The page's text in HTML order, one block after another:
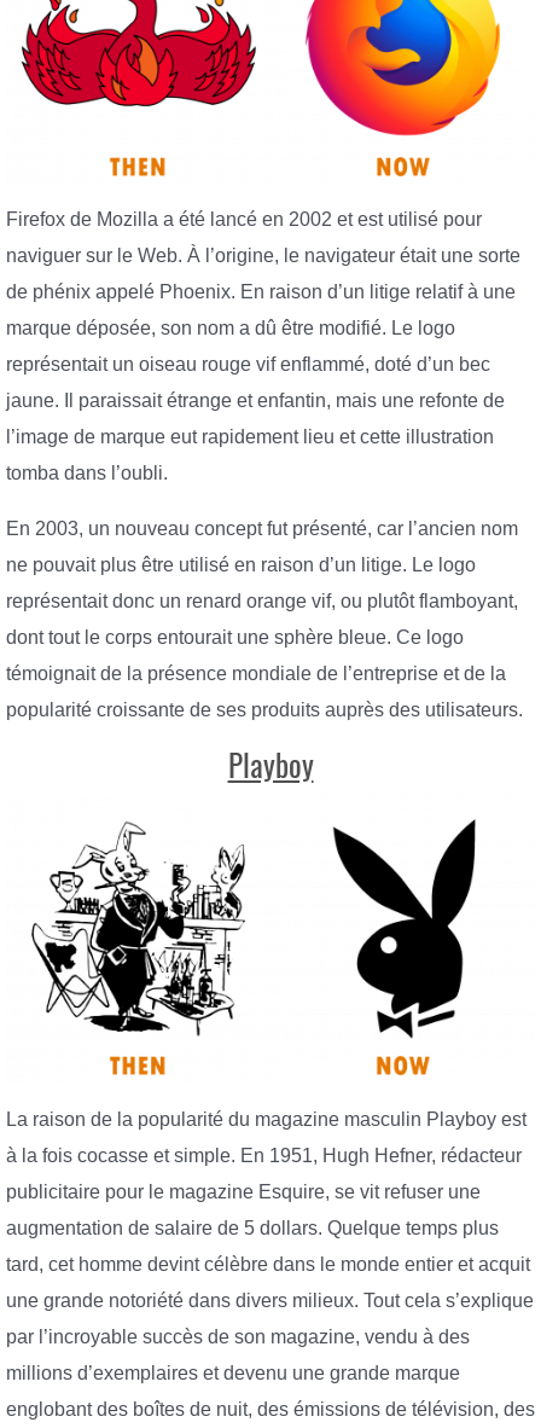
Firefox de Mozilla a été lancé en 2002 et est utilisé pour
naviguer sur le Web. À l’origine, le navigateur était une sorte
de phénix appelé Phoenix. En raison d’un litige relatif à une
marque déposée, son nom a dû être modifié. Le logo
représentait un oiseau rouge vif enflammé, doté d’un bec
jaune. Il paraissait étrange et enfantin, mais une refonte de
l’image de marque eut rapidement lieu et cette illustration
tomba dans l’oubli.
En 2003, un nouveau concept fut présenté, car l’ancien nom
ne pouvait plus être utilisé en raison d’un litige. Le logo
représentait donc un renard orange vif, ou plutôt flamboyant,
dont tout le corps entourait une sphère bleue. Ce logo
témoignait de la présence mondiale de l’entreprise et de la
popularité croissante de ses produits auprès des utilisateurs.
Playboy
La raison de la popularité du magazine masculin Playboy est
à la fois cocasse et simple. En 1951, Hugh Hefner, rédacteur
publicitaire pour le magazine Esquire, se vit refuser une
augmentation de salaire de 5 dollars. Quelque temps plus
tard, cet homme devint célèbre dans le monde entier et acquit
une grande notoriété dans divers milieux. Tout cela s’explique
par l’incroyable succès de son magazine, vendu à des
millions d’exemplaires et devenu une grande marque
englobant des boîtes de nuit, des émissions de télévision, des